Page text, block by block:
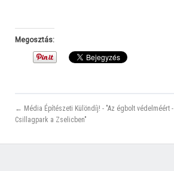
Megosztás:
← Média Építészeti Különdíj! - "Az égbolt védelméért -
Csillagpark a Zselicben"